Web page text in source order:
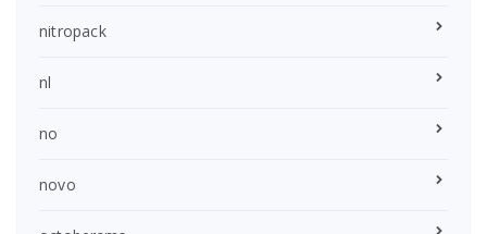
nitropack
nl
no
novo